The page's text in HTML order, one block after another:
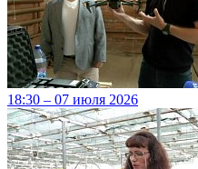
18:30 – 07 июля 2026